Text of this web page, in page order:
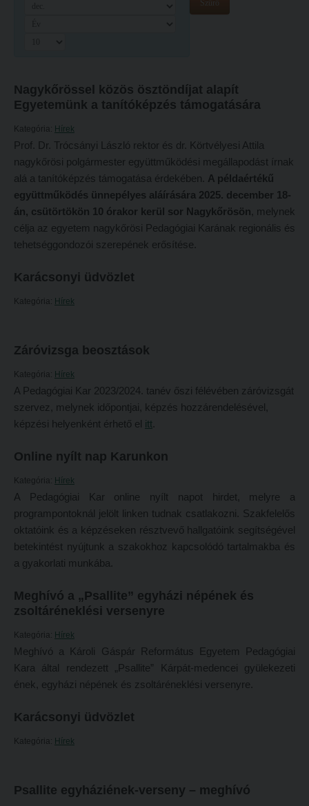
Rektori utasítások
Határozatok
Nemzetközi mobilitás
Történeti áttekintés
Hasznos linkek
Református Pedagógiai Intézet
OKTATÁS
Képzési helyszínek
Nagykőrösi képzési hely
Marosvásárhelyi képzési hely
Kecskeméti képzési hely
Mintatantervek
Gyakorlati képzés
KUTATÁS
Kari kutatócsoportok
Tehetséggondozás
Tudományos diákköri tevékenység
PedKaszt – Bethlen-pályázat
Kari kiadványok
Pótfelvételi 2026
Intézményi pontok
Hitéleti képzések jelentkezési lapja
Pedagógusképző Intézet
Gyakorlati és Továbbképzési Intézet
Minőségbiztosítás
Oktatóink
Szabályzatok
Rektori utasítások
Határozatok
Nemzetközi mobilitás
Történeti áttekintés
Hasznos linkek
OKTATÁS
Képzéseink
Képzési helyszínek
Nagykőrösi képzési hely
Budapesti képzési hely
Marosvásárhelyi képzési hely
Kecskeméti képzési hely
Gyakorlati képzés
Kari kutatócsoportok
Tudományos diákköri tevékenység
PedKaszt – Bethlen-pályázat
Kari kiadványok
FELVÉTELIZŐKNEK
PK Felvételi Tájékoztató kiadvány
Szűrő
Nagykőrössel közös ösztöndíjat alapít
Egyetemünk a tanítóképzés támogatására
Kategória: Hírek
Prof. Dr. Trócsányi László rektor és dr. Körtvélyesi Attila
nagykőrösi polgármester együttműködési megállapodást írnak
alá a tanítóképzés támogatása érdekében. A példaértékű
együttműködés ünnepélyes aláírására 2025. december 18-
án, csütörtökön 10 órakor kerül sor Nagykőrösön , melynek
célja az egyetem nagykőrösi Pedagógiai Karának regionális és
tehetséggondozói szerepének erősítése.
Karácsonyi üdvözlet
Kategória: Hírek
Záróvizsga beosztások
Kategória: Hírek
A Pedagógiai Kar 2023/2024. tanév őszi félévében záróvizsgát
szervez, melynek időpontjai, képzés hozzárendelésével,
képzési helyenként érhető el itt
Online nyílt nap Karunkon
Kategória: Hírek
A Pedagógiai Kar online nyílt napot hirdet, melyre a
programpontoknál jelölt linken tudnak csatlakozni. Szakfelelős
oktatóink és a képzéseken résztvevő hallgatóink segítségével
betekintést nyújtunk a szakokhoz kapcsolódó tartalmakba és
a gyakorlati munkába.
Meghívó a „Psallite” egyházi népének és
zsoltáréneklési versenyre
Kategória: Hírek
Meghívó a Károli Gáspár Református Egyetem Pedagógiai
Kara által rendezett „Psallite” Kárpát-medencei gyülekezeti
ének, egyházi népének és zsoltáréneklési versenyre.
Karácsonyi üdvözlet
Kategória: Hírek
Psallite egyháziének-verseny – meghívó